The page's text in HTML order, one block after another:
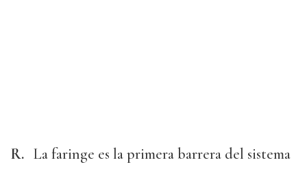
R. La faringe es la primera barrera del sistema